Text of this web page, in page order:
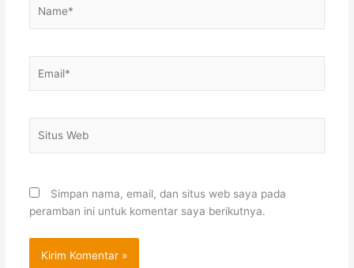
Web
Simpan nama, email, dan situs web saya pada
peramban ini untuk komentar saya berikutnya.